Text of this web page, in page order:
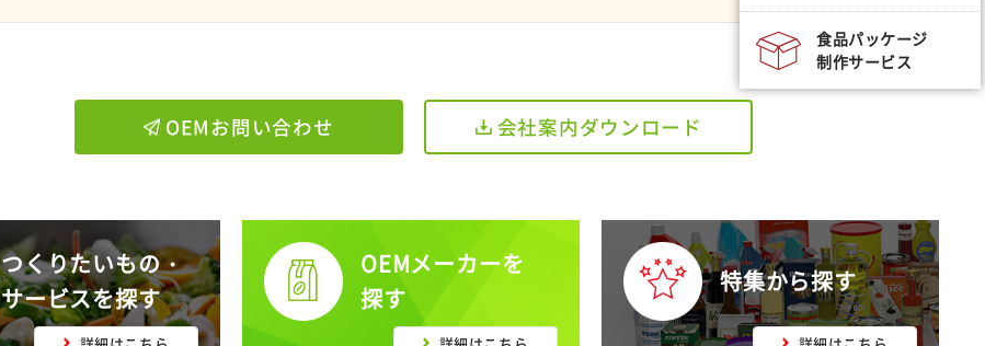
OEMお問い合わせ 会社案内ダウンロード
つくりたいもの・
サービスを探す
OEMメーカーを
探す
特集から探す
食品パッケージ
制作サービス